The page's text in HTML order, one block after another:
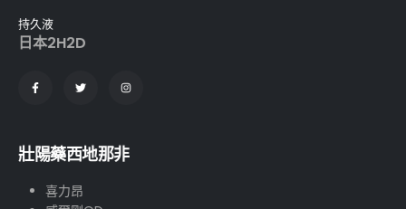
持久液
日本2H2D
壯陽藥西地那非
喜力昂